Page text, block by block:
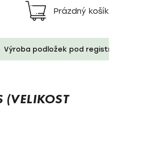
Nákupní
košík
Prázdný košík
Výroba podložek pod registrační